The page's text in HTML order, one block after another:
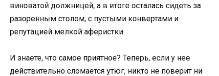
виноватой должницей, а в итоге осталась сидеть за
разоренным столом, с пустыми конвертами и
репутацией мелкой аферистки.
И знаете, что самое приятное? Теперь, если у нее
действительно сломается утюг, никто не поверит ни